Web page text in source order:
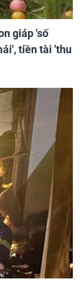
giáp 'số
tiền tài 'thu